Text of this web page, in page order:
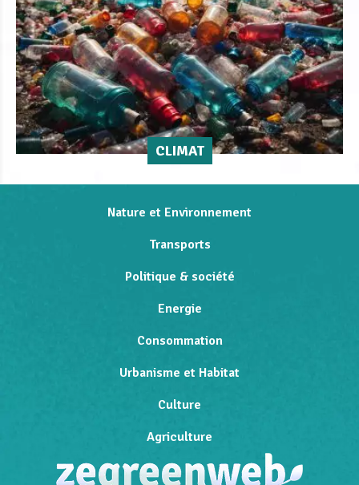
CLIMAT
Nature et Environnement
Transports
Politique & société
Energie
Consommation
Urbanisme et Habitat
Culture
Agriculture